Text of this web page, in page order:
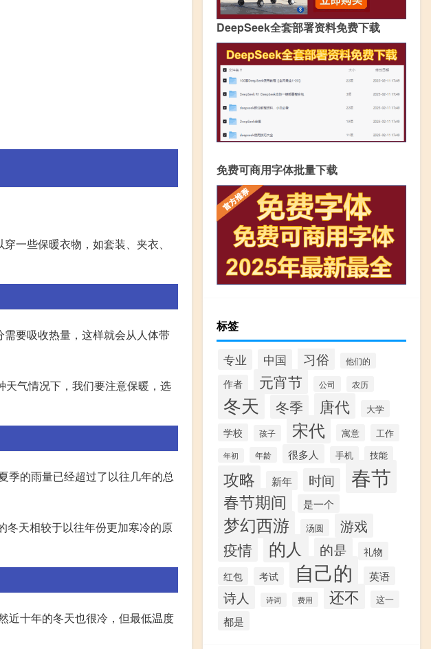
一些保暖衣物，如套装、夹衣、
要吸收热量，这样就会从人体带
气情况下，我们要注意保暖，选
季的雨量已经超过了以往几年的总
冬天相较于以往年份更加寒冷的原
十年的冬天也很冷，但最低温度
DeepSeek全套部署资料免费下载
免费可商用字体批量下载
标签
专业 中国 习俗 他们的
作者 元宵节 公司 农历
冬天 冬季 唐代 大学
学校 孩子 宋代 寓意 工作
年初 年龄 很多人 手机 技能
攻略 新年 时间 春节
春节期间 是一个
梦幻西游 汤圆 游戏
疫情 的人 的是 礼物
红包 考试 自己的 英语
诗人 诗词 费用 还不 这一
都是